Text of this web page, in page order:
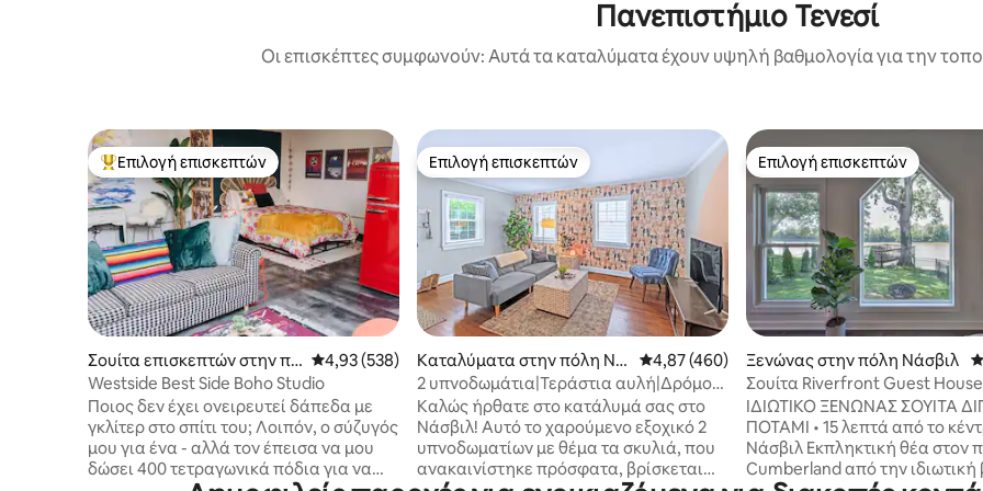
Πανεπιστήμιο Τενεσί
Οι επισκέπτες συμφωνούν: Αυτά τα καταλύματα έχουν υψηλή βαθμολογία για την
Κορυφαία επιλογή επισκεπτών
Επιλογή επισκεπτών
Σουίτα επισκεπτών στην πό
λη Νάσβιλ
Μέση βαθμολογία: 4,93 στα 5, 538 κριτικές
4,93 (538)
Westside Best Side Boho Studio
Ποιος δεν έχει ονειρευτεί δάπεδα με
γκλίτερ στο σπίτι του; Λοιπόν, ο σύζυγός
μου για ένα - αλλά τον έπεισα να μου
δώσει 400 τετραγωνικά πόδια για να
Επιλογή επισκεπτών
Επιλογή επισκεπτών
Καταλύματα στην πόλη Νά
σβιλ
Μέση βαθμολογία: 4,87 στα 5, 460 κριτικές
4,87 (460)
2 υπνοδωμάτια|Τεράστια αυλή|Δρόμος|
Κατοικίδια|Vandy
Καλώς ήρθατε στο κατάλυμά σας στο
Νάσβιλ! Αυτό το χαρούμενο εξοχικό 2
υπνοδωματίων με θέμα τα σκυλιά, που
ανακαινίστηκε πρόσφατα, βρίσκεται
Επιλογή επισκεπτών
Επιλογή επισκεπτών
Ξενώνας στην πόλη Νάσβιλ
Σουίτα Riverfront Guest House
λεπτά από το Μπρόντγουεϊ
ΙΔΙΩΤΙΚΟ ΞΕΝΩΝΑΣ ΣΟΥΙΤΑ
ΠΟΤΑΜΙ • 15 λεπτά από το
Νάσβιλ Εκπληκτική θέα στον
Cumberland από την ιδιωτική